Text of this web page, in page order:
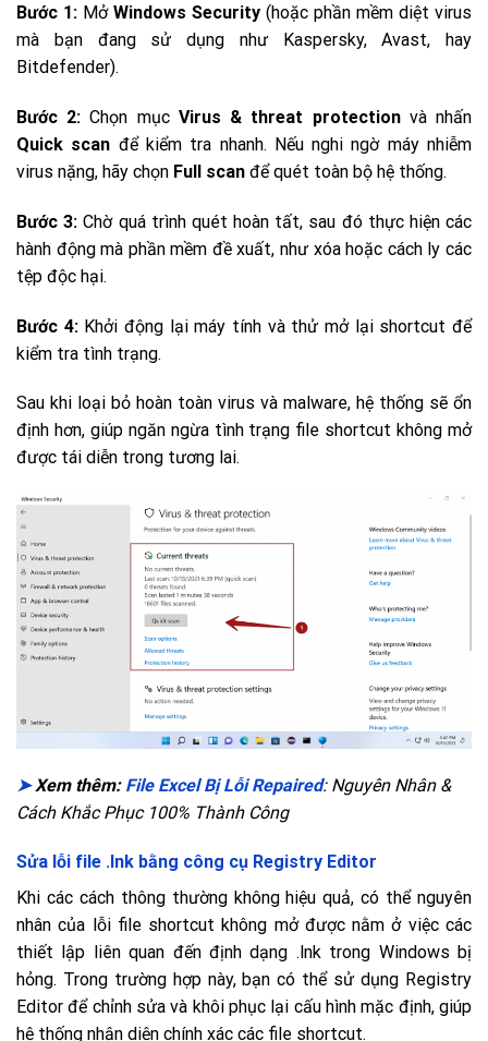
Bước 1: Mở Windows Security (hoặc phần mềm diệt virus
mà bạn đang sử dụng như Kaspersky, Avast, hay
Bitdefender).
Bước 2: Chọn mục Virus & threat protectionvà nhấn
Quick scan để kiểm tra nhanh. Nếu nghi ngờ máy nhiễm
virus nặng, hãy chọn Full scan để quét toàn bộ hệ thống.
Bước 3: Chờ quá trình quét hoàn tất, sau đó thực hiện các
hành động mà phần mềm đề xuất, như xóa hoặc cách ly các
tệp độc hại.
Bước 4:Khởi động lại máy tính và thử mở lại shortcut để
kiểm tra tình trạng.
Sau khi loại bỏ hoàn toàn virus và malware, hệ thống sẽ ổn
định hơn, giúp ngăn ngừa tình trạng file shortcut không mở
được tái diễn trong tương lai.
➤Xem thêm: File Excel Bị Lỗi Repaired: Nguyên Nhân &
Cách Khắc Phục 100% Thành Công
Sửa lỗi file .lnk bằng công cụ Registry Editor
Khi các cách thông thường không hiệu quả, có thể nguyên
nhân của lỗi file shortcut không mở được nằm ở việc các
thiết lập liên quan đến định dạng .lnk trong Windows bị
hỏng. Trong trường hợp này, bạn có thể sử dụng Registry
Editor để chỉnh sửa và khôi phục lại cấu hình mặc định, giúp
hệ thống nhận diện chính xác các file shortcut.